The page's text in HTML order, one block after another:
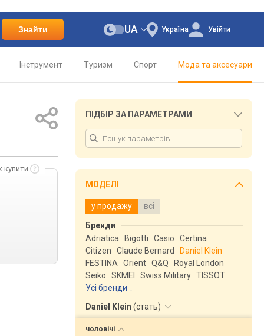
Знайти Україна
UA Увійти
Інструмент Туризм Спорт Мода та аксесуари
купити
ПІДБІР ЗА ПАРАМЕТРАМИ
МОДЕЛІ
у продажу всі
Бренди
Adriatica
Bigotti Casio
Certina
Citizen
Claude Bernard
Daniel Klein
FESTINA
Orient Q&Q
Royal London
Seiko
SKMEI Swiss Military TISSOT
Усі бренди
Daniel Klein (стать)
чоловічі